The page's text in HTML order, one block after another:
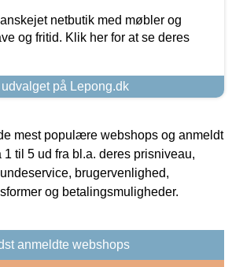
netbutik med møbler og
og fritid. Klik her for at se deres
på Lepong.dk
mest populære webshops og anmeldt
1 til 5 ud fra bl.a. deres prisniveau,
brugervenlighed,
og betalingsmuligheder.
anmeldte webshops